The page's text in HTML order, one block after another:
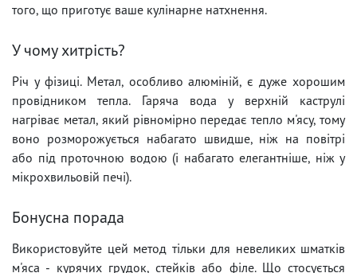
того, що приготує ваше кулінарне натхнення.
У чому хитрість?
Річ у фізиці. Метал, особливо алюміній, є дуже хорошим
провідником тепла. Гаряча вода у верхній каструлі
нагріває метал, який рівномірно передає тепло м'ясу, тому
воно розморожується набагато швидше, ніж на повітрі
або під проточною водою (і набагато елегантніше, ніж у
мікрохвильовій печі).
Бонусна порада
Використовуйте цей метод тільки для невеликих шматків
м'яса - курячих грудок, стейків або філе. Що стосується